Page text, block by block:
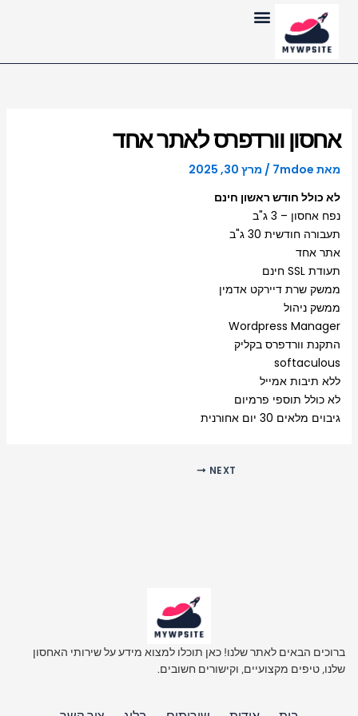
אחסון וורדפרס לאתר אחד
מאת 7mdoe
/ מרץ 30, 2025
לא כולל חודש ראשון חינם
נפח אחסון – 3 ג"ב
תעבורה חודשית 30 ג"ב
אתר אחד
תעודת SSL חינם
ממשק שרת דיירקט אדמין
ממשק ניהול
Wordpress Manager
התקנת וורדפרס בקליק
softaculous
ללא תיבות אמייל
לא כולל תוספי פרמיום
גיבוים מלאים 30 יום אחורנית
NEXT
ברוכים הבאים לאתר שלנו! כאן תוכלו למצוא מידע על שירותי האחסון
שלנו, טיפים מקצועיים, וקישורים חשובים.